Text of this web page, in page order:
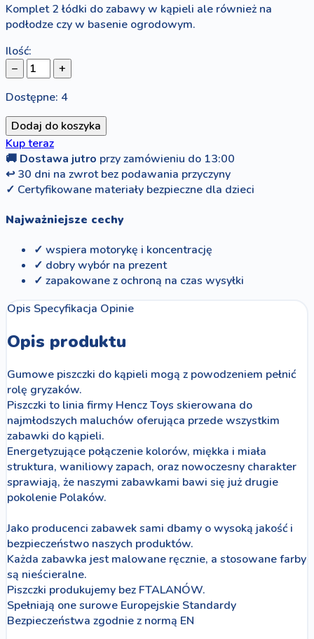
Komplet 2 łódki do zabawy w kąpieli ale również na
podłodze czy w basenie ogrodowym.
Ilość:
−
+
Dostępne: 4
Dodaj do koszyka
Kup teraz
🚚 Dostawa jutro przy zamówieniu do 13:00
↩ 30 dni na zwrot bez podawania przyczyny
✓ Certyfikowane materiały bezpieczne dla dzieci
Najważniejsze cechy
✓ wspiera motorykę i koncentrację
✓ dobry wybór na prezent
✓ zapakowane z ochroną na czas wysyłki
Opis Specyfikacja Opinie
Opis produktu
Gumowe piszczki do kąpieli mogą z powodzeniem pełnić
rolę gryzaków.
Piszczki to linia firmy Hencz Toys skierowana do
najmłodszych maluchów oferująca przede wszystkim
zabawki do kąpieli.
Energetyzujące połączenie kolorów, miękka i miała
struktura, waniliowy zapach, oraz nowoczesny charakter
sprawiają, że naszymi zabawkami bawi się już drugie
pokolenie Polaków.
Jako producenci zabawek sami dbamy o wysoką jakość i
bezpieczeństwo naszych produktów.
Każda zabawka jest malowane ręcznie, a stosowane farby
są nieścieralne.
Piszczki produkujemy bez FTALANÓW.
Spełniają one surowe Europejskie Standardy
Bezpieczeństwa zgodnie z normą EN